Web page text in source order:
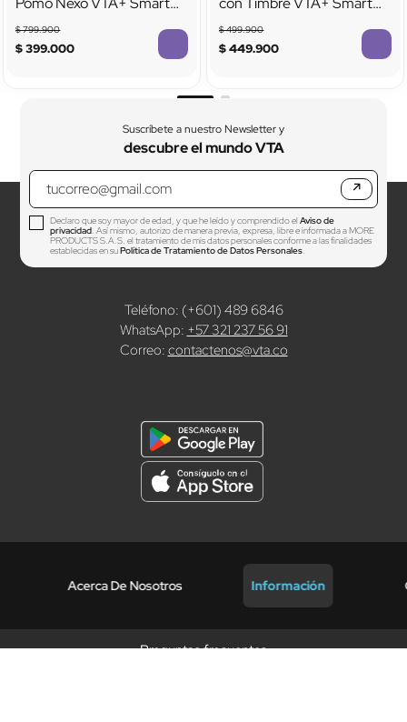
$799.900
$399.000
$499.900
$449.900
Suscríbete a nuestro Newsletter y
descubre el mundo VTA
↗
Declaro que soy mayor de edad, y que he leído y comprendido elAviso de
privacidad . Así mismo, autorizo de manera previa, expresa, libre e informada a MORE
PRODUCTS S.A.S. el tratamiento de mis datos personales conforme a las finalidades
establecidas en suPolítica de Tratamiento de Datos Personales
Teléfono: (+601) 489 6846
WhatsApp: +57 321 237 56 91
Correo: contactenos@vta.co
Acerca De Nosotros Información
Preguntas frecuentes